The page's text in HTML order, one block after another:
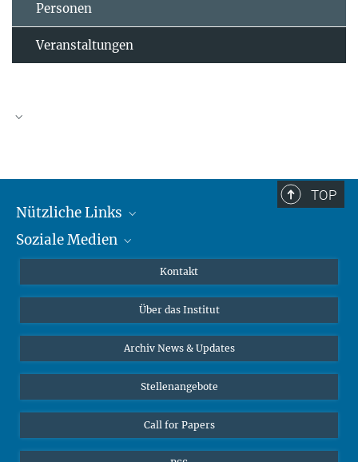
Personen
Veranstaltungen
TOP
Nützliche Links
MMG Alumni Corner
Online-Vorträge
Interviews zum Thema "Diversity"
Soziale Medien
Bluesky
Kontakt
Über das Institut
Archiv News & Updates
Stellenangebote
Call for Papers